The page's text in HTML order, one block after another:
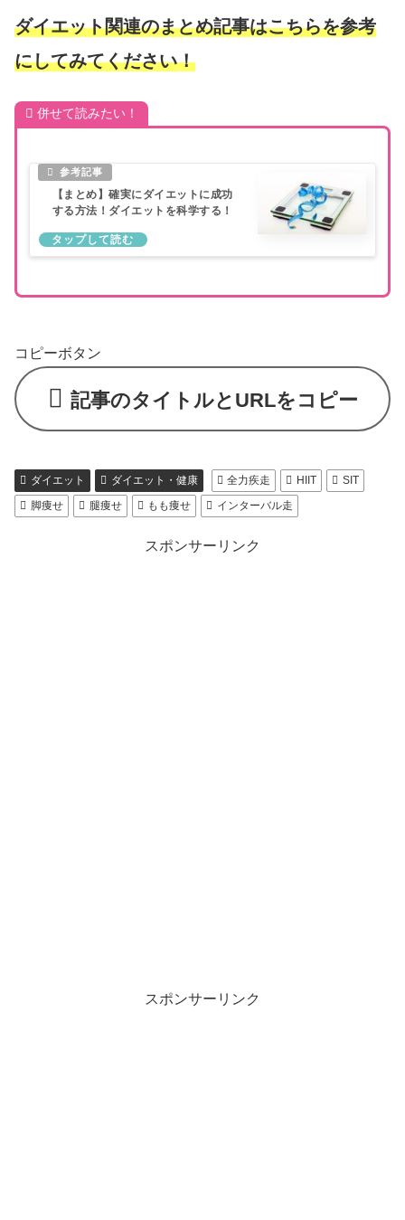
ダイエット関連のまとめ記事はこちらを参考
にしてみてください！
併せて読みたい！
【まとめ】確実にダイエットに成功
する方法！ダイエットを科学する！
コピーボタン
記事のタイトルとURLをコピー
ダイエット ダイエット・健康 全力疾走 HIIT
SIT
脚痩せ
腿痩せ もも痩せ インターバル走
スポンサーリンク
スポンサーリンク